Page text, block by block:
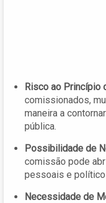
Risco ao Princípio
comissionados,
maneira a
pública.
Possibilidade de
comissão pode
pessoais e
Necessidade de